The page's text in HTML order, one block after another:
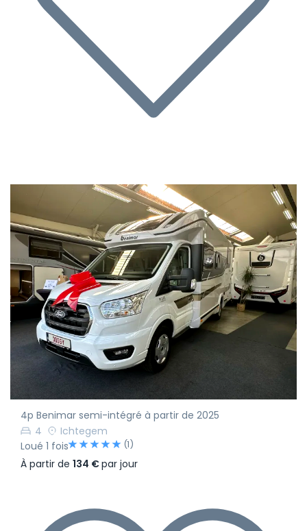
4p Benimar semi-intégré à partir de 2025
4
Ichtegem
Loué 1 fois
(1)
À partir de 134 €par jour